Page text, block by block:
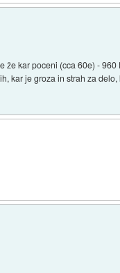
že kar poceni (cca 60e) -
kar je groza in strah za